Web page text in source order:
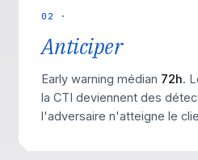
02 ·
Anticiper
Early warning médian 72h.
la CTI deviennent des
l'adversaire n'atteigne le